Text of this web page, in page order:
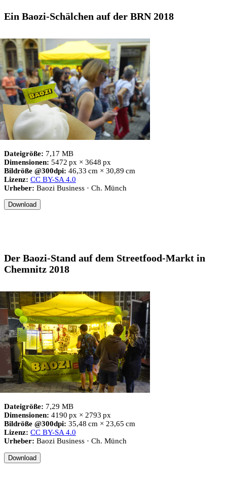
Ein Baozi-Schälchen auf der BRN 2018
Dateigröße: 7,17 MB
Dimensionen: 5472 px × 3648 px
Bildröße @300dpi: 46,33 cm × 30,89 cm
Lizenz: CC BY-SA 4.0
Urheber: Baozi Business · Ch. Münch
Download
Der Baozi-Stand auf dem Streetfood-Markt in
Chemnitz 2018
Dateigröße: 7,29 MB
Dimensionen: 4190 px × 2793 px
Bildröße @300dpi: 35,48 cm × 23,65 cm
Lizenz: CC BY-SA 4.0
Urheber: Baozi Business · Ch. Münch
Download